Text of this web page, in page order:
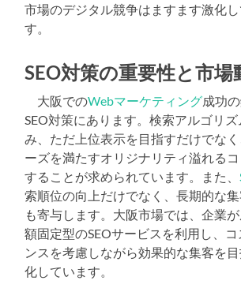
市場のデジタル競争はますます激化
す。
SEO対策の重要性と市場
大阪でのWebマーケティング成功
SEO対策にあります。検索アルゴリ
み、ただ上位表示を目指すだけでな
ーズを満たすオリジナリティ溢れる
することが求められています。また、
索順位の向上だけでなく、長期的な
も寄与します。大阪市場では、企業
額固定型のSEOサービスを利用し、
ンスを考慮しながら効果的な集客を
化しています。